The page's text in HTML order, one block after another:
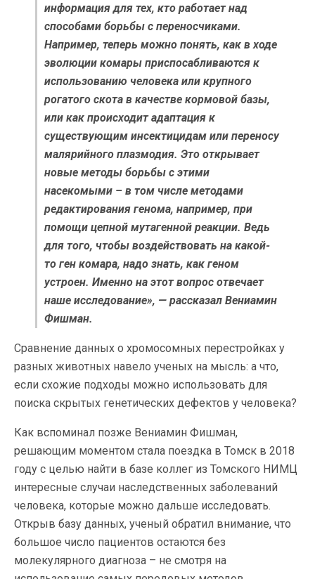
информация для тех, кто работает над
способами борьбы с переносчиками.
Например, теперь можно понять, как в ходе
эволюции комары приспосабливаются к
использованию человека или крупного
рогатого скота в качестве кормовой базы,
или как происходит адаптация к
существующим инсектицидам или переносу
малярийного плазмодия. Это открывает
новые методы борьбы с этими
насекомыми – в том числе методами
редактирования генома, например, при
помощи цепной мутагенной реакции. Ведь
для того, чтобы воздействовать на какой-
то ген комара, надо знать, как геном
устроен. Именно на этот вопрос отвечает
наше исследование», — рассказал Вениамин
Фишман.
Сравнение данных о хромосомных перестройках у
разных животных навело ученых на мысль: а что,
если схожие подходы можно использовать для
поиска скрытых генетических дефектов у человека?
Как вспоминал позже Вениамин Фишман,
решающим моментом стала поездка в Томск в 2018
году с целью найти в базе коллег из Томского НИМЦ
интересные случаи наследственных заболеваний
человека, которые можно дальше исследовать.
Открыв базу данных, ученый обратил внимание, что
большое число пациентов остаются без
молекулярного диагноза – не смотря на